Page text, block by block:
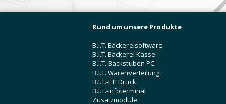
Rund um unsere Produkte
B.I.T. Bäckereisoftware
B.I.T. Bäckerei Kasse
B.I.T.-Backstuben PC
B.I.T. Warenverteilung
B.I.T.-ETI Druck
B.I.T.-Infoterminal
Zusatzmodule